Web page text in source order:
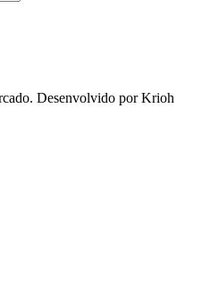
Desenvolvido por Krioh